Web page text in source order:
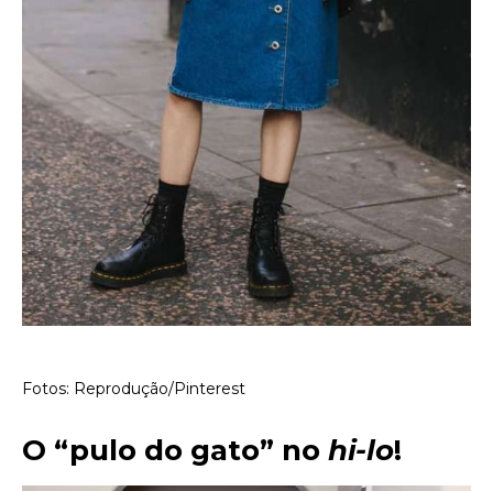
Fotos: Reprodução/Pinterest
O “pulo do gato” no hi-lo!